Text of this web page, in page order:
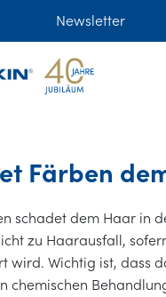
Newsletter
Färben
schadet dem Haar in
zu Haarausfall,
wird. Wichtig ist, dass
chemischen